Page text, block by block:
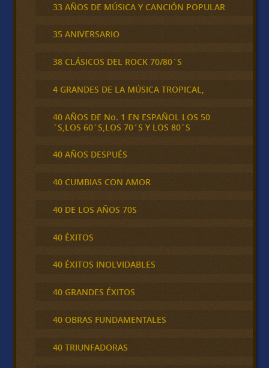
33 AÑOS DE MÚSICA Y CANCIÓN POPULAR
35 ANIVERSARIO
38 CLÁSICOS DEL ROCK 70/80´S
4 GRANDES DE LA MÚSICA TROPICAL,
40 AÑOS DE No. 1 EN ESPAÑOL LOS 50
´S,LOS 60´S,LOS 70´S Y LOS 80´S
40 AÑOS DESPUÉS
40 CUMBIAS CON AMOR
40 DE LOS AÑOS 70S
40 ÉXITOS
40 ÉXITOS INOLVIDABLES
40 GRANDES ÉXITOS
40 OBRAS FUNDAMENTALES
40 TRIUNFADORAS